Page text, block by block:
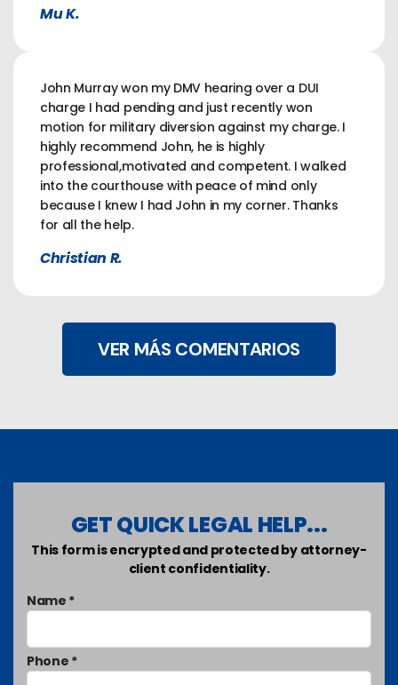
Mu K.
John Murray won my DMV hearing over a DUI
charge I had pending and just recently won
motion for military diversion against my charge. I
highly recommend John, he is highly
professional,motivated and competent. I walked
into the courthouse with peace of mind only
because I knew I had John in my corner. Thanks
for all the help.
Christian R.
VER MÁS COMENTARIOS
GET QUICK LEGAL HELP...
This form is encrypted and protected by attorney-
client confidentiality.
Name *
Phone *